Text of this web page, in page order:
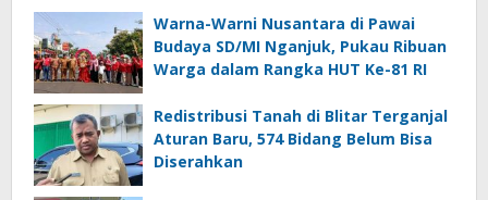
Warna-Warni Nusantara di Pawai
Budaya SD/MI Nganjuk, Pukau Ribuan
Warga dalam Rangka HUT Ke-81 RI
Redistribusi Tanah di Blitar Terganjal
Aturan Baru, 574 Bidang Belum Bisa
Diserahkan